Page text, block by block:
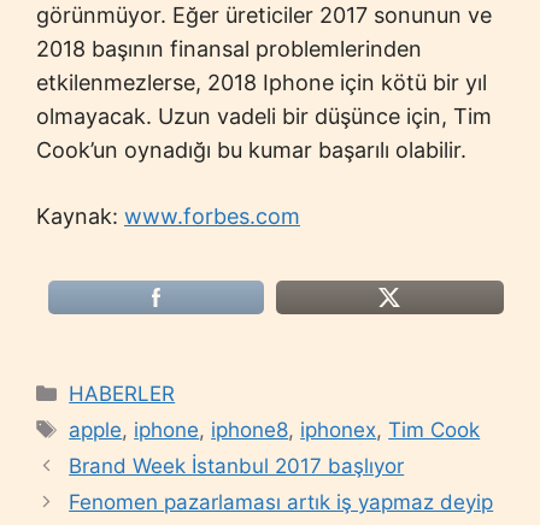
görünmüyor. Eğer üreticiler 2017 sonunun ve
2018 başının finansal problemlerinden
etkilenmezlerse, 2018 Iphone için kötü bir yıl
olmayacak. Uzun vadeli bir düşünce için, Tim
Cook’un oynadığı bu kumar başarılı olabilir.
Kaynak: www.forbes.com
Categories
HABERLER
Tags
apple, iphone, iphone8, iphonex,Tim Cook
Brand Week İstanbul 2017 başlıyor
Fenomen pazarlaması artık iş yapmaz deyip